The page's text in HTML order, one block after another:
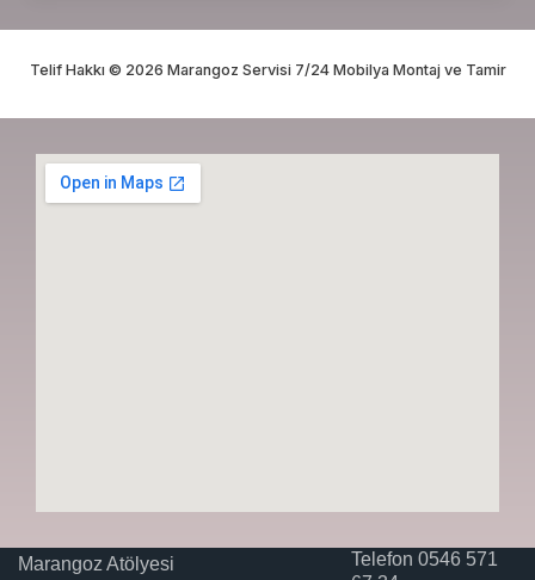
Telif Hakkı © 2026 Marangoz Servisi 7/24 Mobilya Montaj ve Tamir
Marangoz Atölyesi
Telefon 0546 571